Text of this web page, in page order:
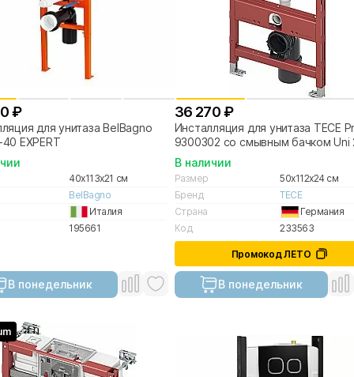
₽
для унитаза BelBagno
EXPERT
40x113x21 см
BelBagno
Италия
195661
В понедельник
36 270 ₽
Инсталляция для унитаза TECE
9300302 со смывным бачком Uni
В наличии
Размер
50x112x24 см
Бренд
TECE
Страна
Германия
Код
233563
Промокод ЛЕТО
В понедельник